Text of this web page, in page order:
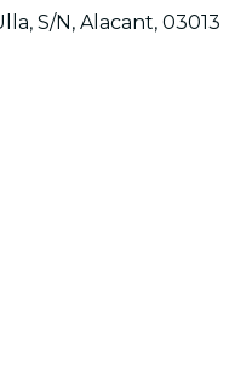
S/N, Alacant, 03013